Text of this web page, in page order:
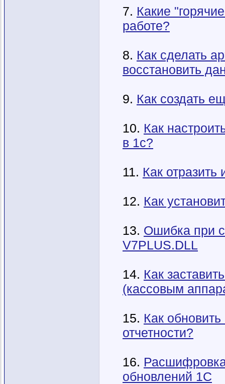
7. Какие
работе?
8. Как сделать
восстановить
9. Как создать
10. Как
в 1с?
11. Как отразить
12. Как
13. Ошибка при
V7PLUS.DLL
14. Как
(кассовым
15. Как
отчетности?
16.
обновлений 1С